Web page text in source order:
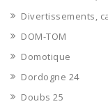
Divertissements,
DOM-TOM
Domotique
Dordogne 24
Doubs 25